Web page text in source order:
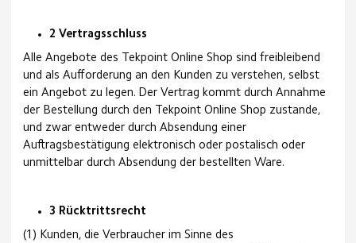
2 Vertragsschluss
Alle Angebote des Tekpoint Online Shop sind freibleibend
und als Aufforderung an den Kunden zu verstehen, selbst
ein Angebot zu legen. Der Vertrag kommt durch Annahme
der Bestellung durch den Tekpoint Online Shop zustande,
und zwar entweder durch Absendung einer
Auftragsbestätigung elektronisch oder postalisch oder
unmittelbar durch Absendung der bestellten Ware.
3 Rücktrittsrecht
(1) Kunden, die Verbraucher im Sinne des